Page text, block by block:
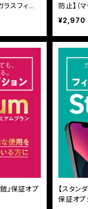
ラスフィル
防止】（
ム『鎧』
¥2,970
鎧』保証オプ
【スタン
保証オプ